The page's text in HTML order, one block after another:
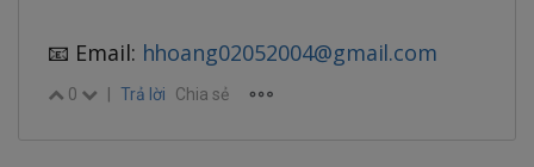
📧 Email: hhoang02052004@gmail.com
0 Trả lời Chia sẻ